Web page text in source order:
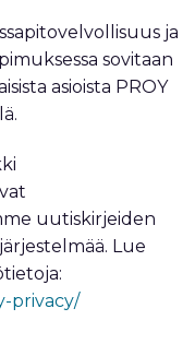
ja
sovitaan
asioista PROY
uutiskirjeiden
Lue
privacy/